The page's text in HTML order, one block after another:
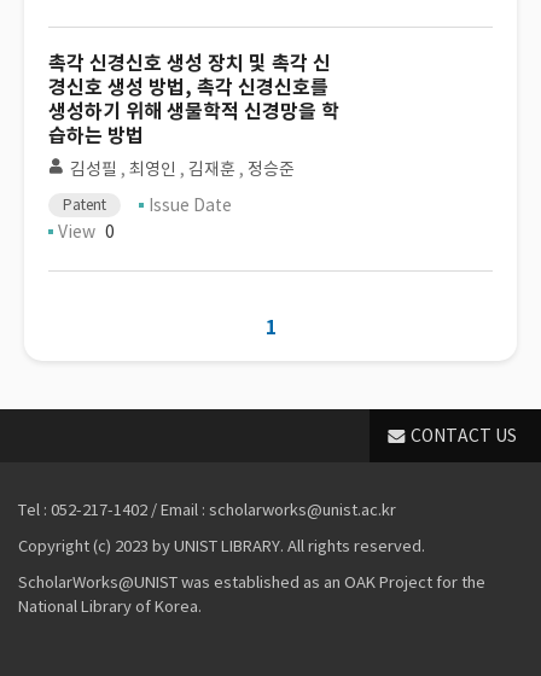
촉각 신경신호 생성 장치 및 촉각 신
경신호 생성 방법, 촉각 신경신호를
생성하기 위해 생물학적 신경망을 학
습하는 방법
김성필 , 최영인 , 김재훈 , 정승준
Patent
Issue Date
View 0
1
CONTACT US
Tel : 052-217-1402 / Email : scholarworks@unist.ac.kr
Copyright (c) 2023 by UNIST LIBRARY. All rights reserved.
ScholarWorks@UNIST was established as an OAK Project for the
National Library of Korea.